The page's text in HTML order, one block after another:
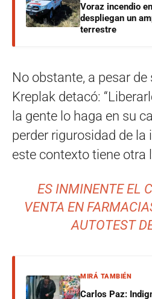
Voraz incendio
despliegan un
terrestre
No obstante, a pesar de
Kreplak detacó:
la gente lo haga en su
perder rigurosidad de la
este contexto tiene otra
ES INMINENTE EL
VENTA EN
AUTOTEST
MIRÁ TAMBIÉN
Carlos Paz: